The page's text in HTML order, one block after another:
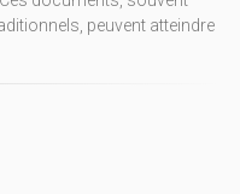
peuvent atteindre